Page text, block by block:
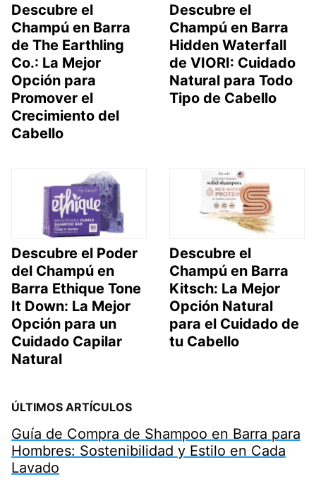
Descubre el
Champú en Barra
de The Earthling
Co.: La Mejor
Opción para
Promover el
Crecimiento del
Cabello
Descubre el
Champú en Barra
Hidden Waterfall
de VIORI: Cuidado
Natural para Todo
Tipo de Cabello
Descubre el Poder
del Champú en
Barra Ethique Tone
It Down: La Mejor
Opción para un
Cuidado Capilar
Natural
Descubre el
Champú en Barra
Kitsch: La Mejor
Opción Natural
para el Cuidado de
tu Cabello
ÚLTIMOS ARTÍCULOS
Guía de Compra de Shampoo en Barra para
Hombres: Sostenibilidad y Estilo en Cada
Lavado